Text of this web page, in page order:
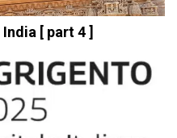
[ part 4 ]